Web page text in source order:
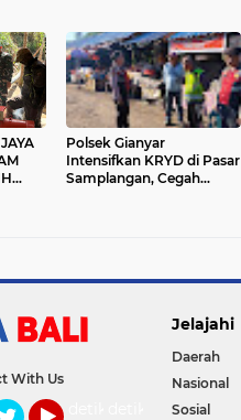
Polsek Gianyar
Intensifkan KRYD di Pasar
Samplangan, Cegah
With Us
detikTravel
Jelajahi
Daerah
Nasional
Sosial